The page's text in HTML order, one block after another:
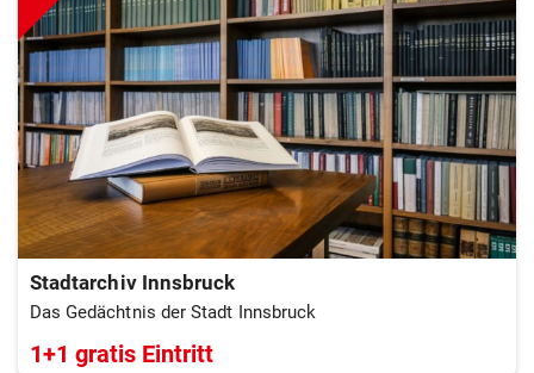
Stadtarchiv Innsbruck
Das Gedächtnis der Stadt Innsbruck
1+1 gratis Eintritt